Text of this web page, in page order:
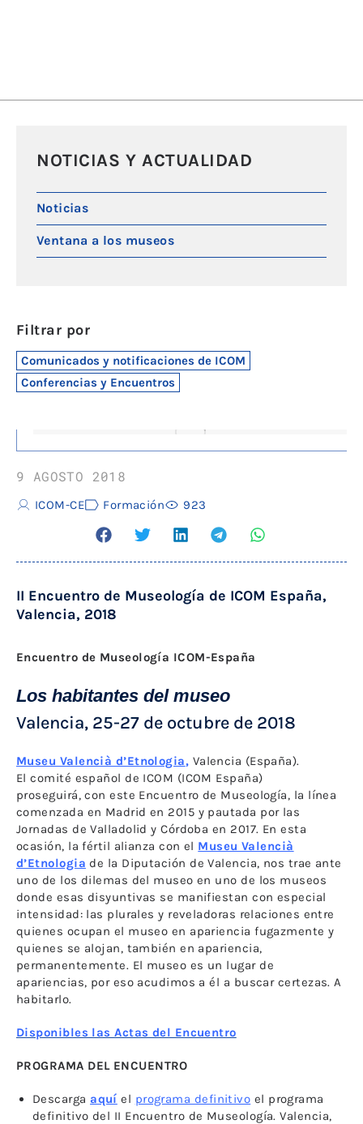
NOTICIAS Y ACTUALIDAD
Noticias
Ventana a los museos
Filtrar por
Comunicados y notificaciones de ICOM
Conferencias y Encuentros
9 AGOSTO 2018
ICOM-CE Formación 923
II Encuentro de Museología de ICOM España,
Valencia, 2018
Encuentro de Museología ICOM-España
Los habitantes del museo
Valencia, 25-27 de octubre de 2018
Museu Valencià d’Etnologia, Valencia (España).
El comité español de ICOM (ICOM España)
proseguirá, con este Encuentro de Museología, la línea
comenzada en Madrid en 2015 y pautada por las
Jornadas de Valladolid y Córdoba en 2017. En esta
ocasión, la fértil alianza con el Museu Valencià
d’Etnologia de la Diputación de Valencia, nos trae ante
uno de los dilemas del museo en uno de los museos
donde esas disyuntivas se manifiestan con especial
intensidad: las plurales y reveladoras relaciones entre
quienes ocupan el museo en apariencia fugazmente y
quienes se alojan, también en apariencia,
permanentemente. El museo es un lugar de
apariencias, por eso acudimos a él a buscar certezas. A
habitarlo.
Disponibles las Actas del Encuentro
PROGRAMA DEL ENCUENTRO
Descarga aquí el programa definitivo el programa
definitivo del II Encuentro de Museología. Valencia,